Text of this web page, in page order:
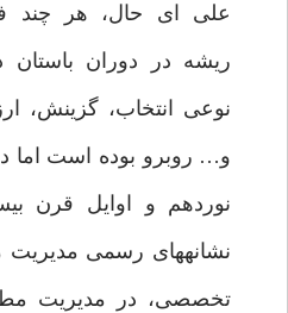
على اى حال، هر چند
ریشه در دوران باستان
نوعى انتخاب، گزینش،
و… روبرو بوده است اما
نوردهم و اوایل قرن
نشانه‏هاى رسمى مدیریت
تخصصى، در مدیریت